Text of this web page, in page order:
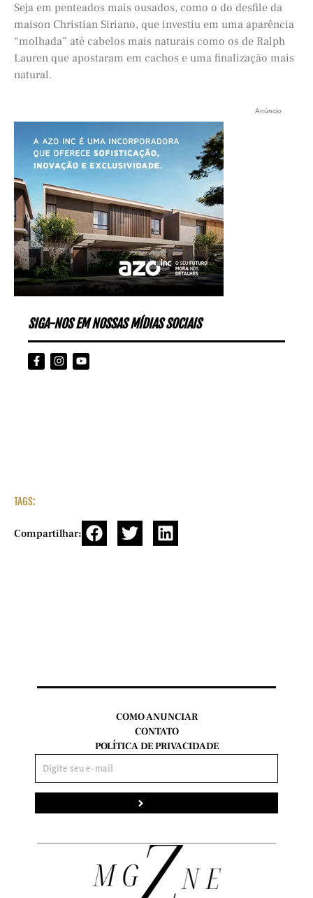
Seja em penteados mais ousados, como o do desfile da
maison Christian Siriano, que investiu em uma aparência
“molhada” até cabelos mais naturais como os de Ralph
Lauren que apostaram em cachos e uma finalização mais
natural.
Anúncio
SIGA-NOS EM NOSSAS MÍDIAS SOCIAIS
TAGS:
Compartilhar:
COMO ANUNCIAR
CONTATO
POLÍTICA DE PRIVACIDADE